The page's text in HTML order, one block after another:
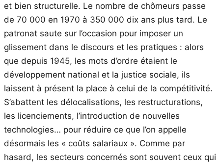
et bien structurelle. Le nombre de chômeurs passe
de 70 000 en 1970 à 350 000 dix ans plus tard. Le
patronat saute sur l’occasion pour imposer un
glissement dans le discours et les pratiques : alors
que depuis 1945, les mots d’ordre étaient le
développement national et la justice sociale, ils
laissent à présent la place à celui de la compétitivité.
S’abattent les délocalisations, les restructurations,
les licenciements, l’introduction de nouvelles
technologies… pour réduire ce que l’on appelle
désormais les « coûts salariaux ». Comme par
hasard, les secteurs concernés sont souvent ceux qui